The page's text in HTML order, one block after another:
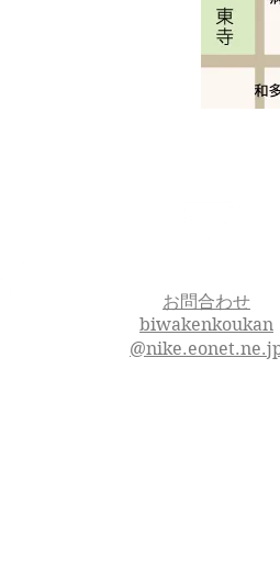
お問合わせ
biwakenkoukan